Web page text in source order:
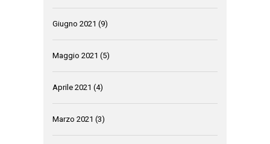
Giugno 2021 (9)
Maggio 2021 (5)
Aprile 2021 (4)
Marzo 2021 (3)